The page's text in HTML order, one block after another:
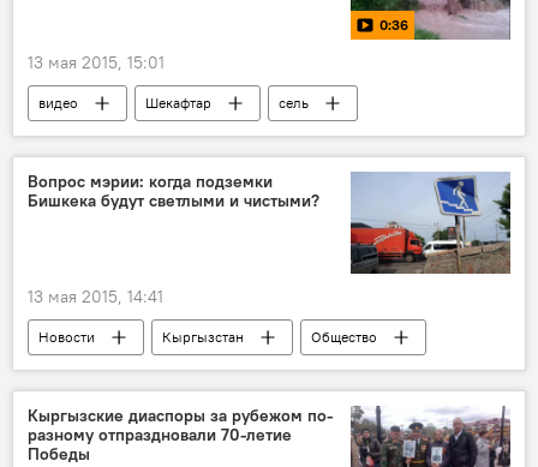
0:36
13 мая 2015, 15:01
видео Шекафтар
сель
дождь
Вопрос мэрии: когда подземки
Бишкека будут светлыми и чистыми?
13 мая 2015, 14:41
Новости Кыргызстан
Общество
Бишкек
Мэрия города Бишкек
подземный переход
Кыргызские диаспоры за рубежом по-
разному отпраздновали 70-летие
Победы